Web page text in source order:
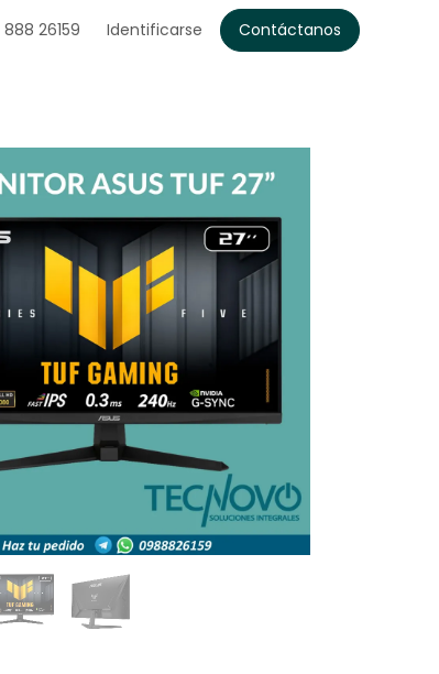
26159 Identificarse Contáctanos